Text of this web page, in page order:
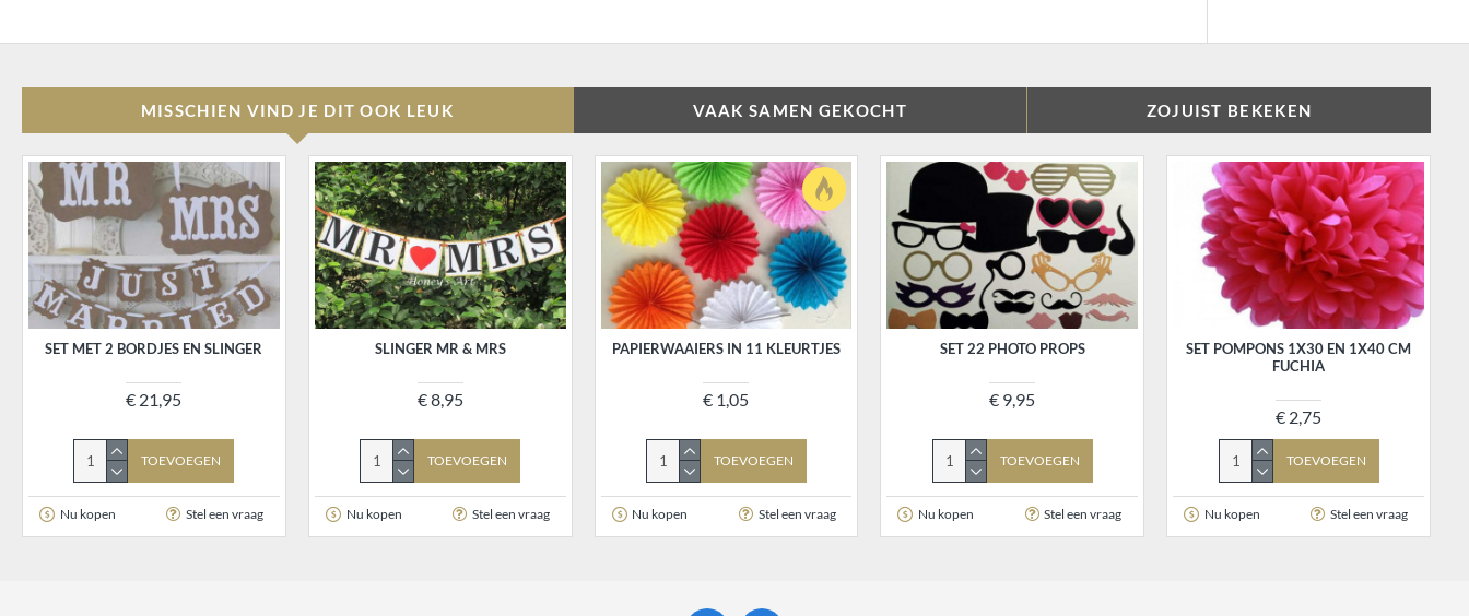
MISSCHIEN VIND JE DIT OOK LEUK VAAK SAMEN GEKOCHT ZOJUIST BEKEKEN
SET MET 2 BORDJES EN SLINGER
€ 21,95
TOEVOEGEN
Nu kopen Stel een vraag
SLINGER MR & MRS
€ 8,95
TOEVOEGEN
Nu kopen Stel een vraag
PAPIERWAAIERS IN 11 KLEURTJES
€ 1,05
TOEVOEGEN
Nu kopen Stel een vraag
SET 22 PHOTO PROPS
€ 9,95
TOEVOEGEN
Nu kopen Stel een vraag
SET POMPONS 1X30 EN 1X40 CM
FUCHIA
€ 2,75
TOEVOEGEN
Nu kopen Stel een vraag